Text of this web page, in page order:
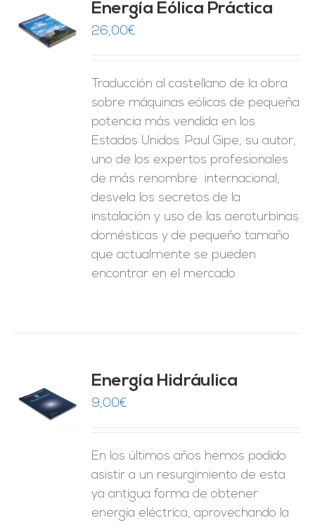
Energía Eólica Práctica
26,00€
Traducción al castellano de la obra
sobre máquinas eólicas de pequeña
potencia más vendida en los
Estados Unidos. Paul Gipe, su autor,
uno de los expertos profesionales
de más renombre internacional,
desvela los secretos de la
instalación y uso de las aeroturbinas
domésticas y de pequeño tamaño
que actualmente se pueden
encontrar en el mercado.
Energía Hidráulica
9,00€
En los últimos años hemos podido
asistir a un resurgimiento de esta
ya antigua forma de obtener
energía eléctrica, aprovechando la